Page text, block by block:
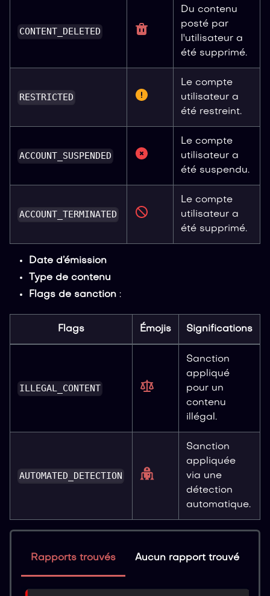
CONTENT_DELETED
Du contenu
posté par
l'utilisateur a
été supprimé.
RESTRICTED
Le compte
utilisateur a
été restreint.
ACCOUNT_SUSPENDED
Le compte
utilisateur a
été suspendu.
ACCOUNT_TERMINATED
Le compte
utilisateur a
été supprimé.
Date d’émission
Type de contenu
Flags de sanction :
Flags Émojis Significations
ILLEGAL_CONTENT
Sanction
appliqué
pour un
contenu
illégal.
AUTOMATED_DETECTION
Sanction
appliquée
via une
détection
automatique.
Rapports trouvés Aucun rapport trouvé